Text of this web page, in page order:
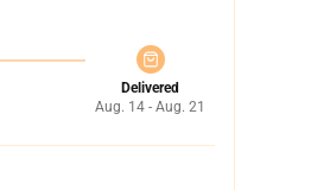
Delivered
Aug. 14 - Aug. 21